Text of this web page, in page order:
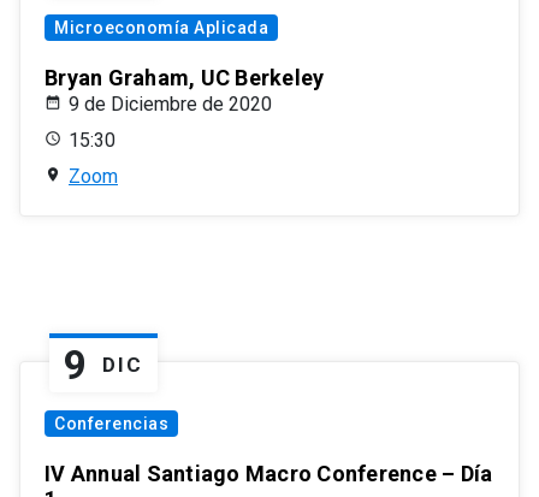
Microeconomía Aplicada
Bryan Graham, UC Berkeley
9 de Diciembre de 2020
15:30
Zoom
9 DIC
Conferencias
IV Annual Santiago Macro Conference – Día